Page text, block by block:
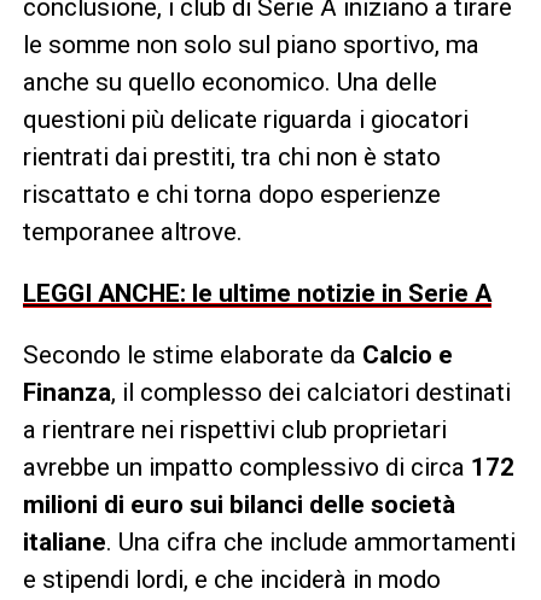
conclusione, i club di Serie A iniziano a tirare
le somme non solo sul piano sportivo, ma
anche su quello economico. Una delle
questioni più delicate riguarda i giocatori
rientrati dai prestiti, tra chi non è stato
riscattato e chi torna dopo esperienze
temporanee altrove.
LEGGI ANCHE: le ultime notizie in Serie A
Secondo le stime elaborate da Calcio e
Finanza, il complesso dei calciatori destinati
a rientrare nei rispettivi club proprietari
avrebbe un impatto complessivo di circa 172
milioni di euro sui bilanci delle società
italiane. Una cifra che include ammortamenti
e stipendi lordi, e che inciderà in modo